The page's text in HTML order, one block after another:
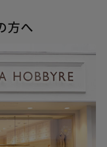
方へ